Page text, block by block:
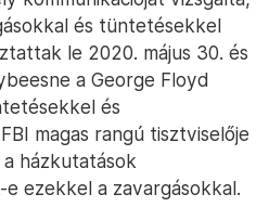
és tüntetésekkel
le 2020. május 30. és
a George Floyd
és
magas rangú tisztviselője
házkutatások
ezekkel a zavargásokkal.